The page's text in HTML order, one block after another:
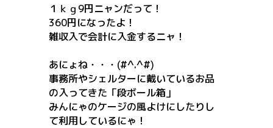
１ｋｇ9円ニャンだって！
360円になったよ！
雑収入で会計に入金するニャ！
あにょね・・・(#^.^#)
事務所やシェルターに戴いているお品
の入ってきた「段ボール箱」
みんにゃのケージの風よけにしたりし
て利用しているにゃ！